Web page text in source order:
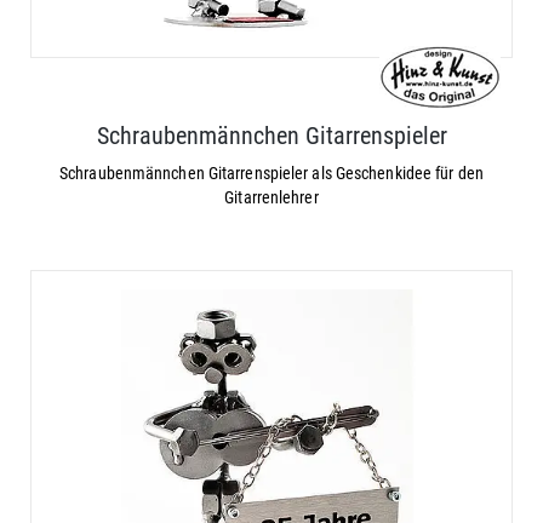
Schraubenmännchen Gitarrenspieler
Schraubenmännchen Gitarrenspieler als Geschenkidee für den
Gitarrenlehrer